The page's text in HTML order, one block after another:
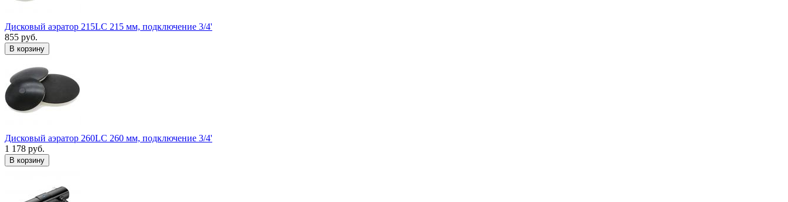
Дисковый аэратор 215LC 215 мм, подключение 3/4'
855 руб.
В корзину
Дисковый аэратор 260LC 260 мм, подключение 3/4'
1 178 руб.
В корзину